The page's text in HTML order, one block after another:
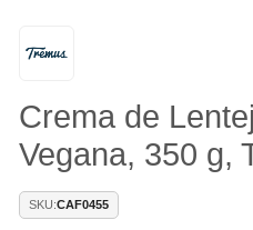
Crema de
Vegana, 350 g,
SKU:CAF0455